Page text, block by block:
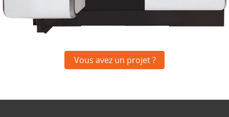
Vous avez un projet ?